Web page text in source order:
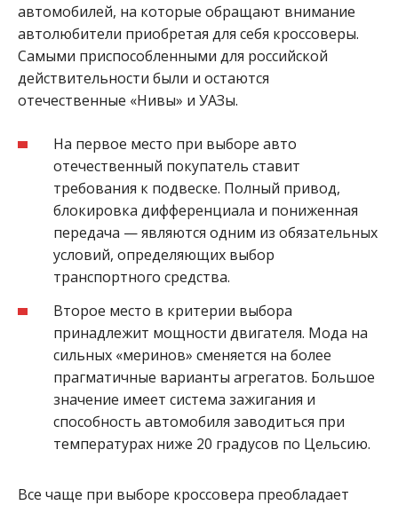
автомобилей, на которые обращают внимание
автолюбители приобретая для себя кроссоверы.
Самыми приспособленными для российской
действительности были и остаются
отечественные «Нивы» и УАЗы.
На первое место при выборе авто
отечественный покупатель ставит
требования к подвеске. Полный привод,
блокировка дифференциала и пониженная
передача — являются одним из обязательных
условий, определяющих выбор
транспортного средства.
Второе место в критерии выбора
принадлежит мощности двигателя. Мода на
сильных «меринов» сменяется на более
прагматичные варианты агрегатов. Большое
значение имеет система зажигания и
способность автомобиля заводиться при
температурах ниже 20 градусов по Цельсию.
Все чаще при выборе кроссовера преобладает